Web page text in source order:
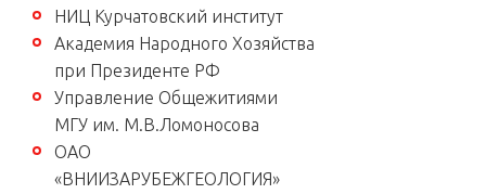
НИЦ Курчатовский институт
Академия Народного Хозяйства
при Президенте РФ
Управление Общежитиями
МГУ им. М.В.Ломоносова
ОАО
«ВНИИЗАРУБЕЖГЕОЛОГИЯ»